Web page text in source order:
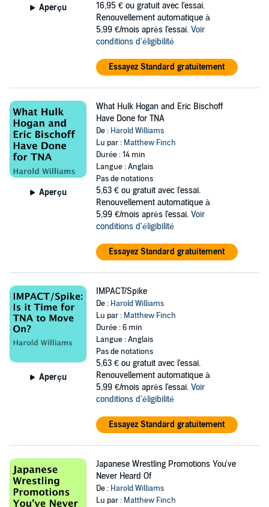
Aperçu 16,95 € ou gratuit avec l'essai.
Renouvellement automatique à
5,99 €/mois après l'essai. Voir
conditions d'éligibilité
Essayez Standard gratuitement
Aperçu
What Hulk Hogan and Eric Bischoff
Have Done for TNA
De : Harold Williams
Lu par : Matthew Finch
Durée : 14 min
Langue : Anglais
Pas de notations
5,63 € ou gratuit avec l'essai.
Renouvellement automatique à
5,99 €/mois après l'essai. Voir
conditions d'éligibilité
Essayez Standard gratuitement
Aperçu
IMPACT/Spike
De : Harold Williams
Lu par : Matthew Finch
Durée : 6 min
Langue : Anglais
Pas de notations
5,63 € ou gratuit avec l'essai.
Renouvellement automatique à
5,99 €/mois après l'essai. Voir
conditions d'éligibilité
Essayez Standard gratuitement
Japanese Wrestling Promotions You've
Never Heard Of
De : Harold Williams
Lu par : Matthew Finch